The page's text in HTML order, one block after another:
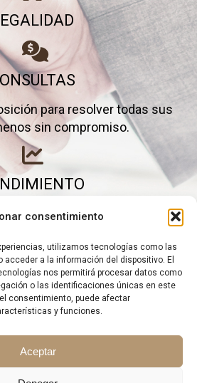
consentimiento
utilizamos tecnologías como las
a la información del dispositivo. El
nos permitirá procesar datos como
o las identificaciones únicas en este
consentimiento, puede afectar
y funciones.
Aceptar
para resolver todas sus
sin compromiso.
y saque el máximo partido a